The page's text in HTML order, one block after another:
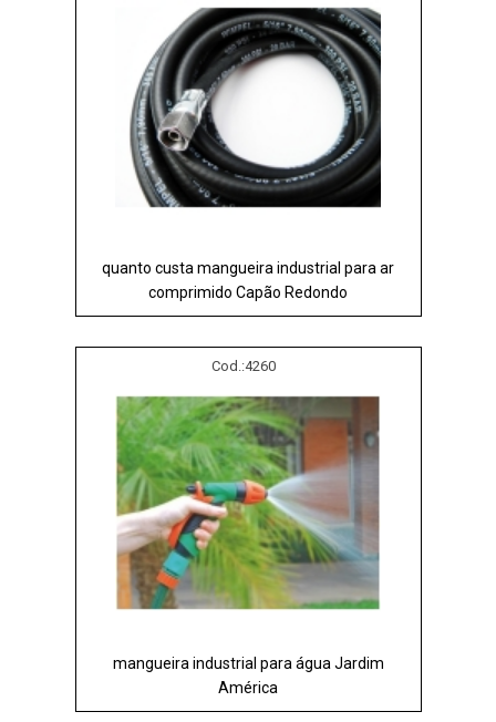
quanto custa mangueira industrial para ar
comprimido Capão Redondo
Cod.:4260
mangueira industrial para água Jardim
América